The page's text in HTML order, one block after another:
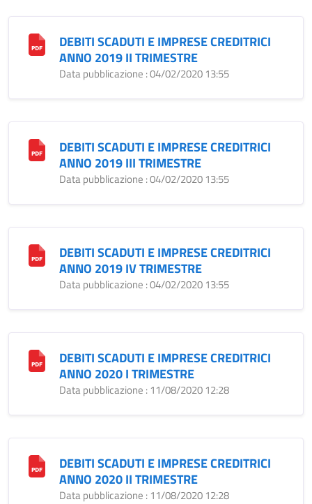
DEBITI SCADUTI E IMPRESE CREDITRICI
ANNO 2019 II TRIMESTRE
Data pubblicazione : 04/02/2020 13:55
DEBITI SCADUTI E IMPRESE CREDITRICI
ANNO 2019 III TRIMESTRE
Data pubblicazione : 04/02/2020 13:55
DEBITI SCADUTI E IMPRESE CREDITRICI
ANNO 2019 IV TRIMESTRE
Data pubblicazione : 04/02/2020 13:55
DEBITI SCADUTI E IMPRESE CREDITRICI
ANNO 2020 I TRIMESTRE
Data pubblicazione : 11/08/2020 12:28
DEBITI SCADUTI E IMPRESE CREDITRICI
ANNO 2020 II TRIMESTRE
Data pubblicazione : 11/08/2020 12:28